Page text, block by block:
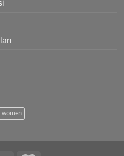
women